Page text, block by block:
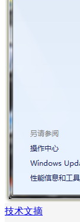
技术文摘